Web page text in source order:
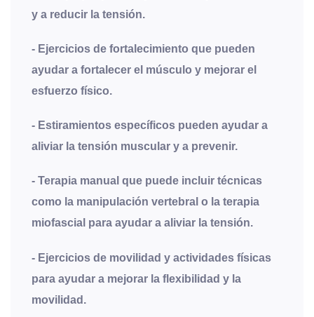
y a reducir la tensión.
- Ejercicios de fortalecimiento que pueden
ayudar a fortalecer el músculo y mejorar el
esfuerzo físico.
- Estiramientos específicos pueden ayudar a
aliviar la tensión muscular y a prevenir.
- Terapia manual que puede incluir técnicas
como la manipulación vertebral o la terapia
miofascial para ayudar a aliviar la tensión.
- Ejercicios de movilidad y actividades físicas
para ayudar a mejorar la flexibilidad y la
movilidad.